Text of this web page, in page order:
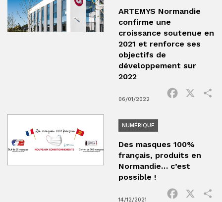
ARTEMYS Normandie
confirme une
croissance soutenue en
2021 et renforce ses
objectifs de
développement sur
2022
06/01/2022
Facebook
NUMÉRIQUE
Des masques 100%
français, produits en
Normandie… c’est
possible !
14/12/2021
Facebook